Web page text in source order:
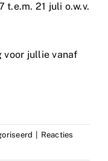
t.e.m. 21 juli o.w.v.
voor jullie vanaf
Reacties